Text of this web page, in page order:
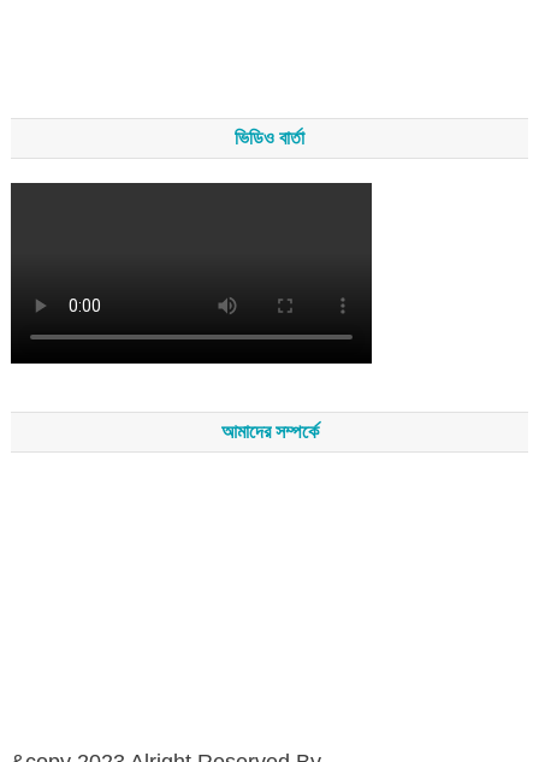
ভিডিও বার্তা
আমাদের সম্পর্কে